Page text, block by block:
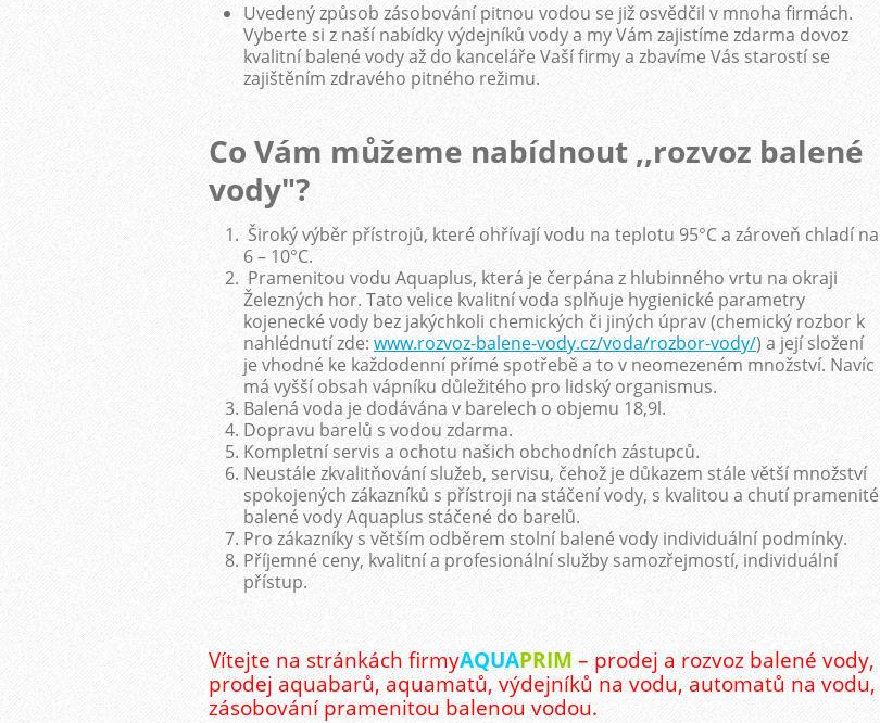
Uvedený způsob zásobování pitnou vodou se již osvědčil v mnoha firmách.
Vyberte si z naší nabídky výdejníků vody a my Vám zajistíme zdarma dovoz
kvalitní balené vody až do kanceláře Vaší firmy a zbavíme Vás starostí se
zajištěním zdravého pitného režimu.
Co Vám můžeme nabídnout ,,rozvoz balené
vody"?
Široký výběr přístrojů, které ohřívají vodu na teplotu 95°C a zároveň chladí na
6 – 10°C.
Pramenitou vodu Aquaplus, která je čerpána z hlubinného vrtu na okraji
Železných hor. Tato velice kvalitní voda splňuje hygienické parametry
kojenecké vody bez jakýchkoli chemických či jiných úprav (chemický rozbor k
nahlédnutí zde: www.rozvoz-balene-vody.cz/voda/rozbor-vody/) a její složení
je vhodné ke každodenní přímé spotřebě a to v neomezeném množství. Navíc
má vyšší obsah vápníku důležitého pro lidský organismus.
Balená voda je dodávána v barelech o objemu 18,9l.
Dopravu barelů s vodou zdarma.
Kompletní servis a ochotu našich obchodních zástupců.
Neustále zkvalitňování služeb, servisu, čehož je důkazem stále větší množství
spokojených zákazníků s přístroji na stáčení vody, s kvalitou a chutí pramenité
balené vody Aquaplus stáčené do barelů.
Pro zákazníky s větším odběrem stolní balené vody individuální podmínky.
Příjemné ceny, kvalitní a profesionální služby samozřejmostí, individuální
přístup.
Vítejte na stránkách firmyAQUAPRIM – prodej a rozvoz balené vody,
prodej aquabarů, aquamatů, výdejníků na vodu, automatů na vodu,
zásobování pramenitou balenou vodou.